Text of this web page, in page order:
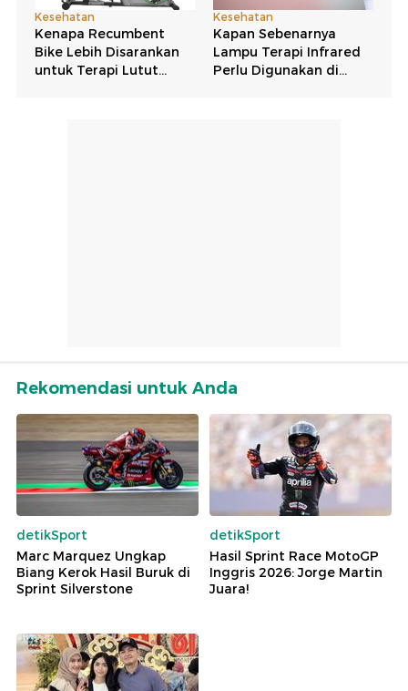
Rekomendasi untuk Anda
detikSport
Marc Marquez Ungkap
Biang Kerok Hasil Buruk di
Sprint Silverstone
detikSport
Hasil Sprint Race MotoGP
Inggris 2026: Jorge Martin
Juara!